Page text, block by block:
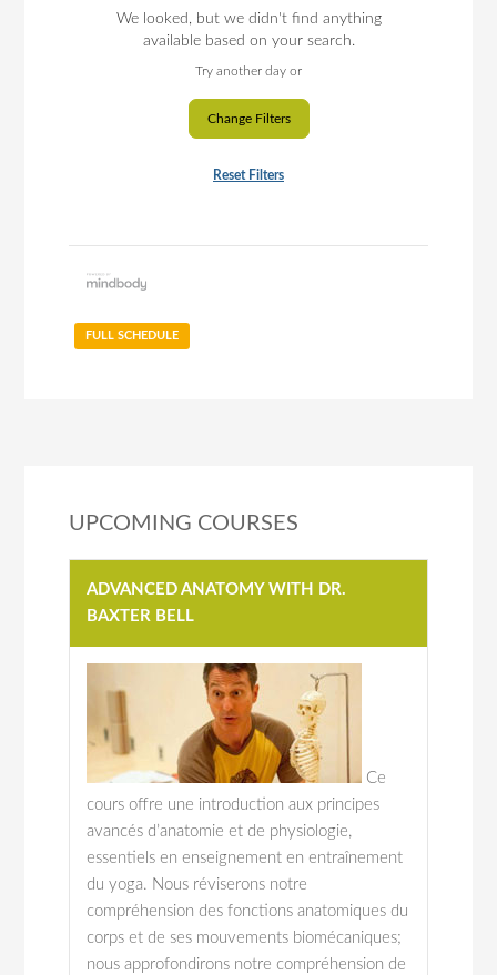
We looked, but we didn't find anything
available based on your search.
Try another day or
Change Filters
Reset Filters
FULL SCHEDULE
UPCOMING COURSES
ADVANCED ANATOMY WITH DR.
BAXTER BELL
Ce
cours offre une introduction aux principes
avancés d’anatomie et de physiologie,
essentiels en enseignement en entraînement
du yoga. Nous réviserons notre
compréhension des fonctions anatomiques du
corps et de ses mouvements biomécaniques;
nous approfondirons notre compréhension de